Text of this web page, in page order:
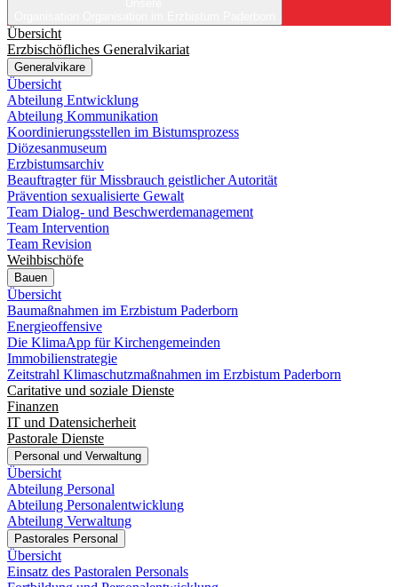
Übersicht
Erzbischöfliches Generalvikariat
Generalvikare
Übersicht
Abteilung Entwicklung
Abteilung Kommunikation
Koordinierungsstellen im Bistumsprozess
Diözesanmuseum
Erzbistumsarchiv
Beauftragter für Missbrauch geistlicher Autorität
Prävention sexualisierte Gewalt
Team Dialog- und Beschwerdemanagement
Team Intervention
Team Revision
Weihbischöfe
Bauen
Übersicht
Baumaßnahmen im Erzbistum Paderborn
Energieoffensive
Die KlimaApp für Kirchengemeinden
Immobilienstrategie
Zeitstrahl Klimaschutzmaßnahmen im Erzbistum Paderborn
Caritative und soziale Dienste
Finanzen
IT und Datensicherheit
Pastorale Dienste
Personal und Verwaltung
Übersicht
Abteilung Personal
Abteilung Personalentwicklung
Abteilung Verwaltung
Pastorales Personal
Übersicht
Einsatz des Pastoralen Personals